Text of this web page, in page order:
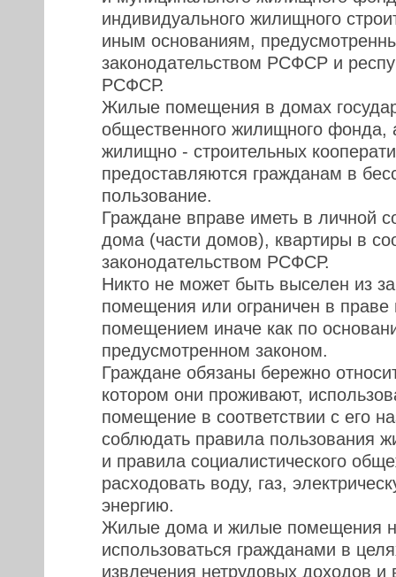
индивидуального жилищного
иным основаниям,
законодательством РСФСР и
РСФСР.
Жилые помещения в домах
общественного жилищного фонда,
жилищно - строительных
предоставляются гражданам в
пользование.
Граждане вправе иметь в личной
дома (части домов), квартиры в
законодательством РСФСР.
Никто не может быть выселен из
помещения или ограничен в
помещением иначе как по
предусмотренном законом.
Граждане обязаны бережно
котором они проживают,
помещение в соответствии с его
соблюдать правила пользования
и правила социалистического
расходовать воду, газ,
энергию.
Жилые дома и жилые помещения
использоваться гражданами в
извлечения нетрудовых доходов и